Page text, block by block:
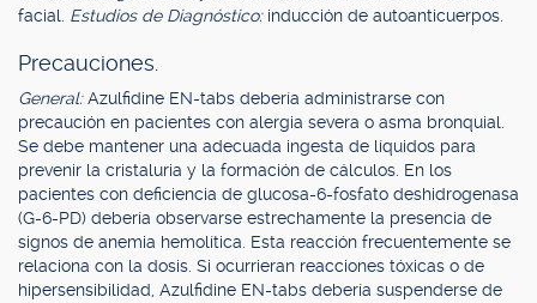
facial. Estudios de Diagnóstico: inducción de autoanticuerpos.
Precauciones.
General:Azulfidine EN-tabs debería administrarse con
precaución en pacientes con alergia severa o asma bronquial.
Se debe mantener una adecuada ingesta de líquidos para
prevenir la cristaluria y la formación de cálculos. En los
pacientes con deficiencia de glucosa-6-fosfato deshidrogenasa
(G-6-PD) debería observarse estrechamente la presencia de
signos de anemia hemolítica. Esta reacción frecuentemente se
relaciona con la dosis. Si ocurrieran reacciones tóxicas o de
hipersensibilidad, Azulfidine EN-tabs debería suspenderse de